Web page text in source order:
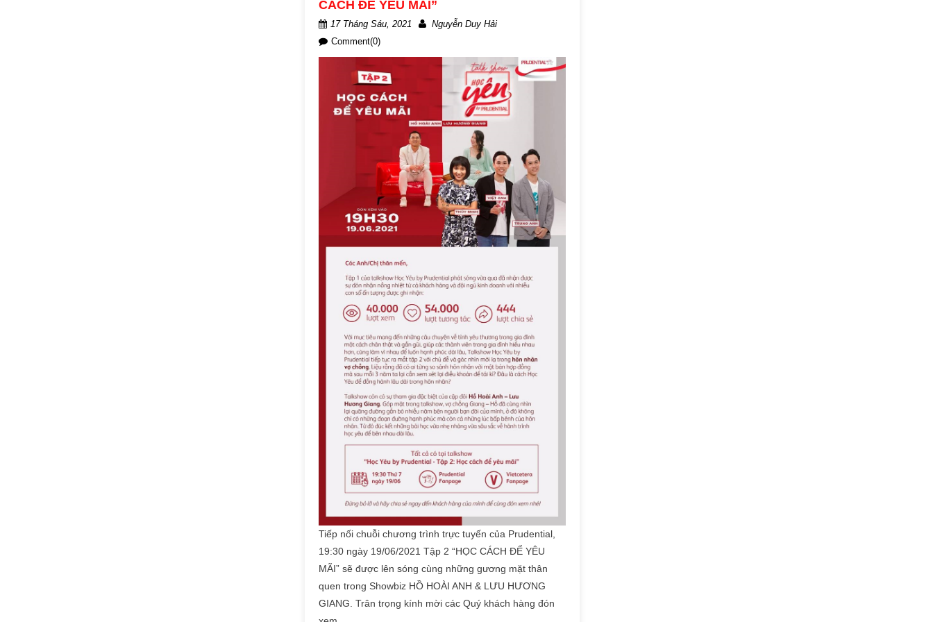
CÁCH ĐỂ YÊU MÃI”
17 Tháng Sáu, 2021
Nguyễn Duy Hải
Comment(0)
Tiếp nối chuỗi chương trình trực tuyến của Prudential,
19:30 ngày 19/06/2021 Tập 2 “HỌC CÁCH ĐỂ YÊU
MÃI” sẽ được lên sóng cùng những gương mặt thân
quen trong Showbiz HỒ HOÀI ANH & LƯU HƯƠNG
GIANG. Trân trọng kính mời các Quý khách hàng đón